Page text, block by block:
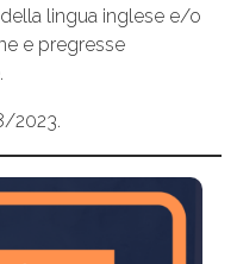
lingua inglese e/o
e pregresse
2023.